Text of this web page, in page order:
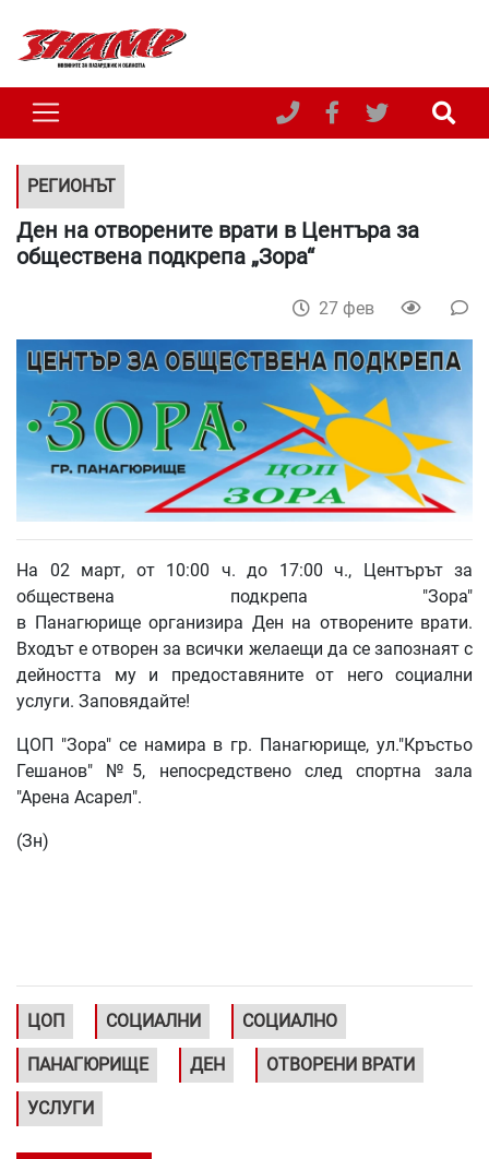
РЕГИОНЪТ
Ден на отворените врати в Центъра за
обществена подкрепа „Зора“
27 фев
На 02 март, от 10:00 ч. до 17:00 ч., Центърът за
обществена подкрепа "Зора"
в Панагюрище организира Ден на отворените врати.
Входът е отворен за всички желаещи да се запознаят с
дейността му и предоставяните от него социални
услуги. Заповядайте!
ЦОП "Зора" се намира в гр. Панагюрище, ул."Кръстьо
Гешанов" №5, непосредствено след спортна зала
"Арена Асарел".
(Зн)
ЦОП СОЦИАЛНИ СОЦИАЛНО
ПАНАГЮРИЩЕ ДЕН ОТВОРЕНИ ВРАТИ
УСЛУГИ